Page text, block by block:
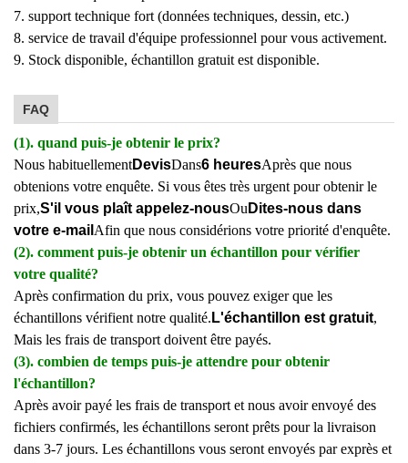
7. support technique fort (données techniques, dessin, etc.)
8. service de travail d'équipe professionnel pour vous activement.
9. Stock disponible, échantillon gratuit est disponible.
FAQ
(1). quand puis-je obtenir le prix?
Nous habituellementDevisDans6 heuresAprès que nous
obtenions votre enquête. Si vous êtes très urgent pour obtenir le
prix,S'il vous plaît appelez-nousOu Dites-nous dans
votre e-mail Afin que nous considérions votre priorité d'enquête.
(2). comment puis-je obtenir un échantillon pour vérifier
votre qualité?
Après confirmation du prix, vous pouvez exiger que les
échantillons vérifient notre qualité. L'échantillon est gratuit,
Mais les frais de transport doivent être payés.
(3). combien de temps puis-je attendre pour obtenir
l'échantillon?
Après avoir payé les frais de transport et nous avoir envoyé des
fichiers confirmés, les échantillons seront prêts pour la livraison
dans 3-7 jours. Les échantillons vous seront envoyés par exprès et